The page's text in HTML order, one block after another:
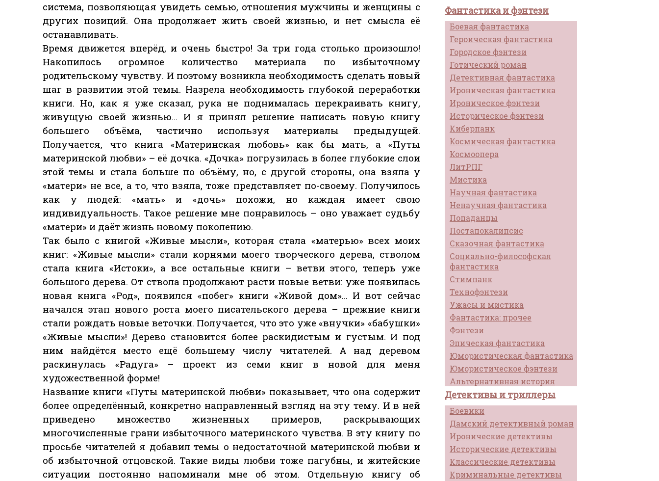
Фантастика и фэнтези
Боевая фантастика
Героическая фантастика
Городское фэнтези
Готический роман
Детективная фантастика
Ироническая фантастика
Ироническое фэнтези
Историческое фэнтези
Киберпанк
Космическая фантастика
Космоопера
ЛитРПГ
Мистика
Научная фантастика
Ненаучная фантастика
Попаданцы
Постапокалипсис
Сказочная фантастика
Социально-философская
фантастика
Стимпанк
Технофэнтези
Ужасы и мистика
Фантастика: прочее
Фэнтези
Эпическая фантастика
Юмористическая фантастика
Юмористическое фэнтези
Альтернативная история
Детективы и триллеры
Боевики
Дамский детективный роман
Иронические детективы
Исторические детективы
Классические детективы
Криминальные детективы
система, позволяющая увидеть семью, отношения мужчины и женщины с
других позиций. Она продолжает жить своей жизнью, и нет смысла её
останавливать.
Время движется вперёд, и очень быстро! За три года столько произошло!
Накопилось огромное количество материала по избыточному
родительскому чувству. И поэтому возникла необходимость сделать новый
шаг в развитии этой темы. Назрела необходимость глубокой переработки
книги. Но, как я уже сказал, рука не поднималась перекраивать книгу,
живущую своей жизнью… И я принял решение написать новую книгу
большего объёма, частично используя материалы предыдущей.
Получается, что книга «Материнская любовь» как бы мать, а «Путы
материнской любви» – её дочка. «Дочка» погрузилась в более глубокие слои
этой темы и стала больше по объёму, но, с другой стороны, она взяла у
«матери» не все, а то, что взяла, тоже представляет по-своему. Получилось
как у людей: «мать» и «дочь» похожи, но каждая имеет свою
индивидуальность. Такое решение мне понравилось – оно уважает судьбу
«матери» и даёт жизнь новому поколению.
Так было с книгой «Живые мысли», которая стала «матерью» всех моих
книг: «Живые мысли» стали корнями моего творческого дерева, стволом
стала книга «Истоки», а все остальные книги – ветви этого, теперь уже
большого дерева. От ствола продолжают расти новые ветви: уже появилась
новая книга «Род», появился «побег» книги «Живой дом»… И вот сейчас
начался этап нового роста моего писательского дерева – прежние книги
стали рождать новые веточки. Получается, что это уже «внучки» «бабушки»
«Живые мысли»! Дерево становится более раскидистым и густым. И под
ним найдётся место ещё большему числу читателей. А над деревом
раскинулась «Радуга» – проект из семи книг в новой для меня
художественной форме!
Название книги «Путы материнской любви» показывает, что она содержит
более определённый, конкретно направленный взгляд на эту тему. И в ней
приведено множество жизненных примеров, раскрывающих
многочисленные грани избыточного материнского чувства. В эту книгу по
просьбе читателей я добавил темы о недостаточной материнской любви и
об избыточной отцовской. Такие виды любви тоже пагубны, и житейские
ситуации постоянно напоминали мне об этом. Отдельную книгу об